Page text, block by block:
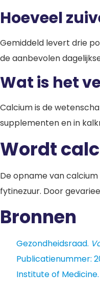
Hoeveel
Gemiddeld levert drie
de aanbevolen
Wat is het
Calcium is de
supplementen en in
Wordt
De opname van
fytinezuur. Door
Bronnen
Gezondheidsraad.
Publicatienummer:
Institute of Medicine.